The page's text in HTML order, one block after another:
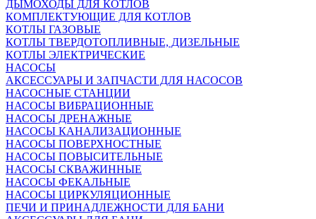
ДЫМОХОДЫ ДЛЯ КОТЛОВ
КОМПЛЕКТУЮЩИЕ ДЛЯ КОТЛОВ
КОТЛЫ ГАЗОВЫЕ
КОТЛЫ ТВЕРДОТОПЛИВНЫЕ, ДИЗЕЛЬНЫЕ
КОТЛЫ ЭЛЕКТРИЧЕСКИЕ
НАСОСЫ
АКСЕССУАРЫ И ЗАПЧАСТИ ДЛЯ НАСОСОВ
НАСОСНЫЕ СТАНЦИИ
НАСОСЫ ВИБРАЦИОННЫЕ
НАСОСЫ ДРЕНАЖНЫЕ
НАСОСЫ КАНАЛИЗАЦИОННЫЕ
НАСОСЫ ПОВЕРХНОСТНЫЕ
НАСОСЫ ПОВЫСИТЕЛЬНЫЕ
НАСОСЫ СКВАЖИННЫЕ
НАСОСЫ ФЕКАЛЬНЫЕ
НАСОСЫ ЦИРКУЛЯЦИОННЫЕ
ПЕЧИ И ПРИНАДЛЕЖНОСТИ ДЛЯ БАНИ